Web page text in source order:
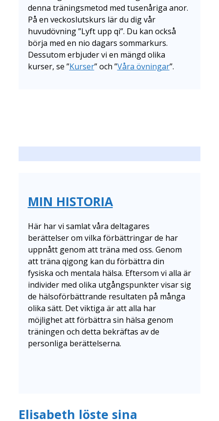
denna träningsmetod med tusenåriga anor.
På en veckoslutskurs lär du dig vår
huvudövning ”Lyft upp qi”. Du kan också
börja med en nio dagars sommarkurs.
Dessutom erbjuder vi en mängd olika
kurser, se ”Kurser” och ”Våra övningar”.
MIN HISTORIA
Här har vi samlat våra deltagares
berättelser om vilka förbättringar de har
uppnått genom att träna med oss. Genom
att träna qigong kan du förbättra din
fysiska och mentala hälsa. Eftersom vi alla är
individer med olika utgångspunkter visar sig
de hälsoförbättrande resultaten på många
olika sätt. Det viktiga är att alla har
möjlighet att förbättra sin hälsa genom
träningen och detta bekräftas av de
personliga berättelserna.
Elisabeth löste sina